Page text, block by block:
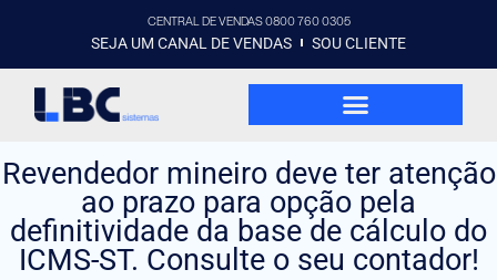
CENTRAL DE VENDAS 0800 760 0305
SEJA UM CANAL DE VENDAS SOU CLIENTE
Revendedor mineiro deve ter atenção
ao prazo para opção pela
definitividade da base de cálculo do
ICMS-ST. Consulte o seu contador!